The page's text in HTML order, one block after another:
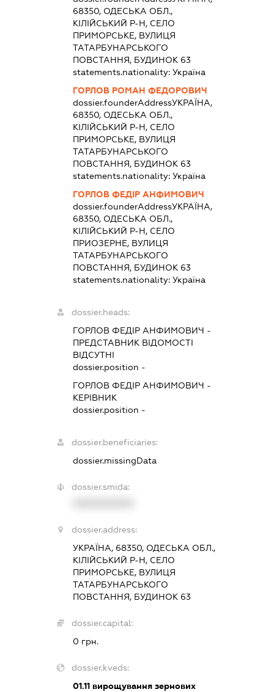
68350, ОДЕСЬКА ОБЛ.,
КІЛІЙСЬКИЙ Р-Н, СЕЛО
ПРИМОРСЬКЕ, ВУЛИЦЯ
ТАТАРБУНАРСЬКОГО
ПОВСТАННЯ, БУДИНОК 63
statements.nationality: Україна
ГОРЛОВ РОМАН ФЕДОРОВИЧ
dossier.founderAddressУКРАЇНА,
68350, ОДЕСЬКА ОБЛ.,
КІЛІЙСЬКИЙ Р-Н, СЕЛО
ПРИМОРСЬКЕ, ВУЛИЦЯ
ТАТАРБУНАРСЬКОГО
ПОВСТАННЯ, БУДИНОК 63
statements.nationality: Україна
ГОРЛОВ ФЕДІР АНФИМОВИЧ
dossier.founderAddressУКРАЇНА,
68350, ОДЕСЬКА ОБЛ.,
КІЛІЙСЬКИЙ Р-Н, СЕЛО
ПРИОЗЕРНЕ, ВУЛИЦЯ
ТАТАРБУНАРСЬКОГО
ПОВСТАННЯ, БУДИНОК 63
statements.nationality: Україна
dossier.heads:
ГОРЛОВ ФЕДІР АНФИМОВИЧ -
ПРЕДСТАВНИК ВІДОМОСТІ
ВІДСУТНІ
dossier.position -
ГОРЛОВ ФЕДІР АНФИМОВИЧ -
КЕРІВНИК
dossier.position -
dossier.beneficiaries:
dossier.missingData
dossier.smida:
dossier.address:
УКРАЇНА, 68350, ОДЕСЬКА ОБЛ.,
КІЛІЙСЬКИЙ Р-Н, СЕЛО
ПРИМОРСЬКЕ, ВУЛИЦЯ
ТАТАРБУНАРСЬКОГО
ПОВСТАННЯ, БУДИНОК 63
dossier.capital:
0 грн.
dossier.kveds:
01.11вирощування зернових